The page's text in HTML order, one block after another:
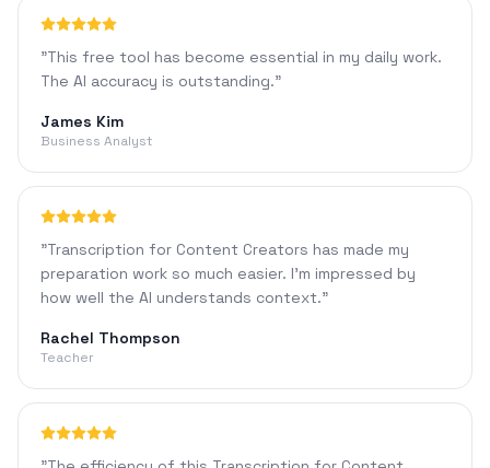
"This free tool has become essential in my daily work.
The AI accuracy is outstanding."
James Kim
Business Analyst
"Transcription for Content Creators has made my
preparation work so much easier. I'm impressed by
how well the AI understands context."
Rachel Thompson
Teacher